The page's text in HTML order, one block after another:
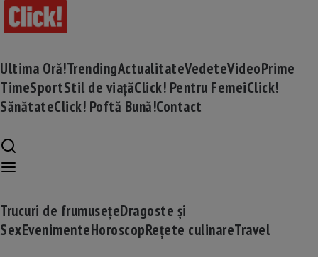
Ultima Oră!TrendingActualitateVedeteVideoPrime
TimeSportStil de viațăClick! Pentru FemeiClick!
SănătateClick! Poftă Bună!Contact
Trucuri de frumusețeDragoste și
SexEvenimenteHoroscopRețete culinareTravel